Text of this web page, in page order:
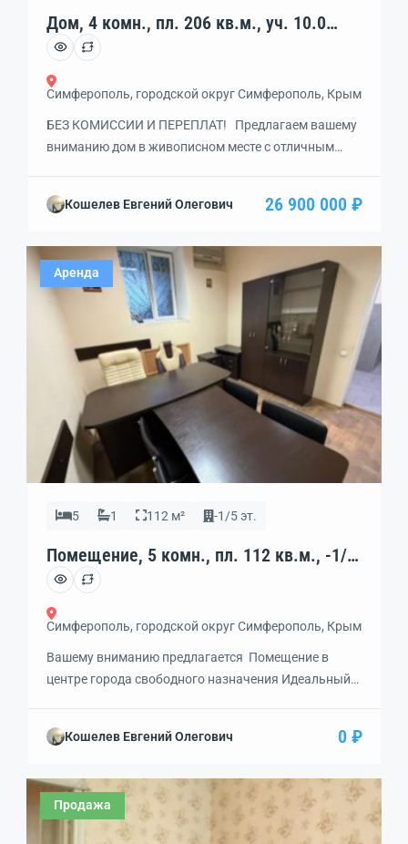
Дом, 4 комн., пл. 206 кв.м., уч. 10.0
сот., код: 462122
Симферополь, городской округ Симферополь, Крым
БЕЗ КОМИССИИ И ПЕРЕПЛАТ! Предлагаeм вашему
вниманию дом в живописном месте с отличным
проживания, так и под СДАЧУ! Участок ровный, с
необходимые КОММУНИКАЦИИ: —
электроснабжение; — магистральный газ по
границе; — водоснабжение; — […]
Кошелев Евгений Олегович 26 900 000 ₽
Аренда
5 1 112 м² -1/5 эт.
Помещение, 5 комн., пл. 112 кв.м., -1/5
эт., код: 462029
Симферополь, городской округ Симферополь, Крым
Вашему вниманию предлагается Помещение в
центре города свободного назначения Идеальный
других. Планировка кабинетного типа: 3 кабинета,
комната Центральное отопление, водоснабжение,
канализация, видеонаблюдение. Звоните.
Кошелев Евгений Олегович 0 ₽
Продажа